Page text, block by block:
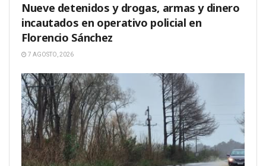
Nueve detenidos y drogas, armas y dinero
incautados en operativo policial en
Florencio Sánchez
7 AGOSTO, 2026